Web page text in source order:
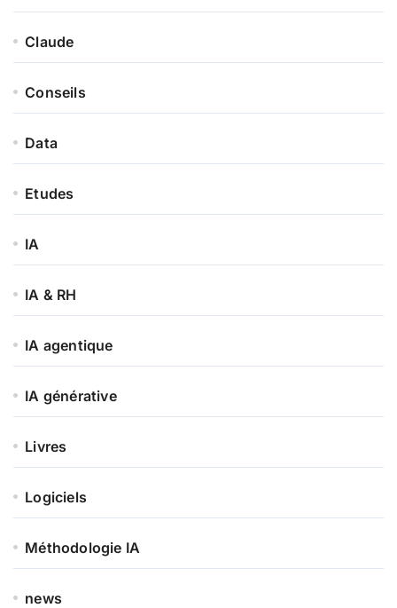
Claude
Conseils
Data
Etudes
IA
IA & RH
IA agentique
IA générative
Livres
Logiciels
Méthodologie IA
news